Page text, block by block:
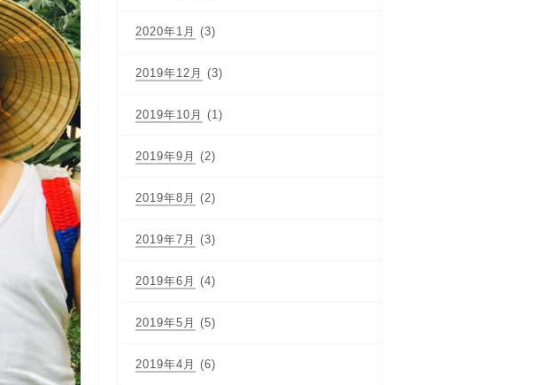
2020年1月 (3)
2019年12月 (3)
2019年10月 (1)
2019年9月 (2)
2019年8月 (2)
2019年7月 (3)
2019年6月 (4)
2019年5月 (5)
2019年4月 (6)